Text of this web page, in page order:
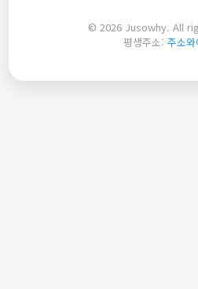
© 2026 Jusowhy. All
평생주소: 주소